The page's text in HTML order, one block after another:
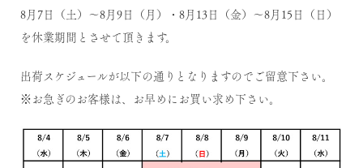
8月7日（土）～8月9日（月）・8月13日（金）～8月15日（日）
を休業期間とさせて頂きます。
出荷スケジュールが以下の通りとなりますのでご留意下さい。
※お急ぎのお客様は、お早めにお買い求め下さい。